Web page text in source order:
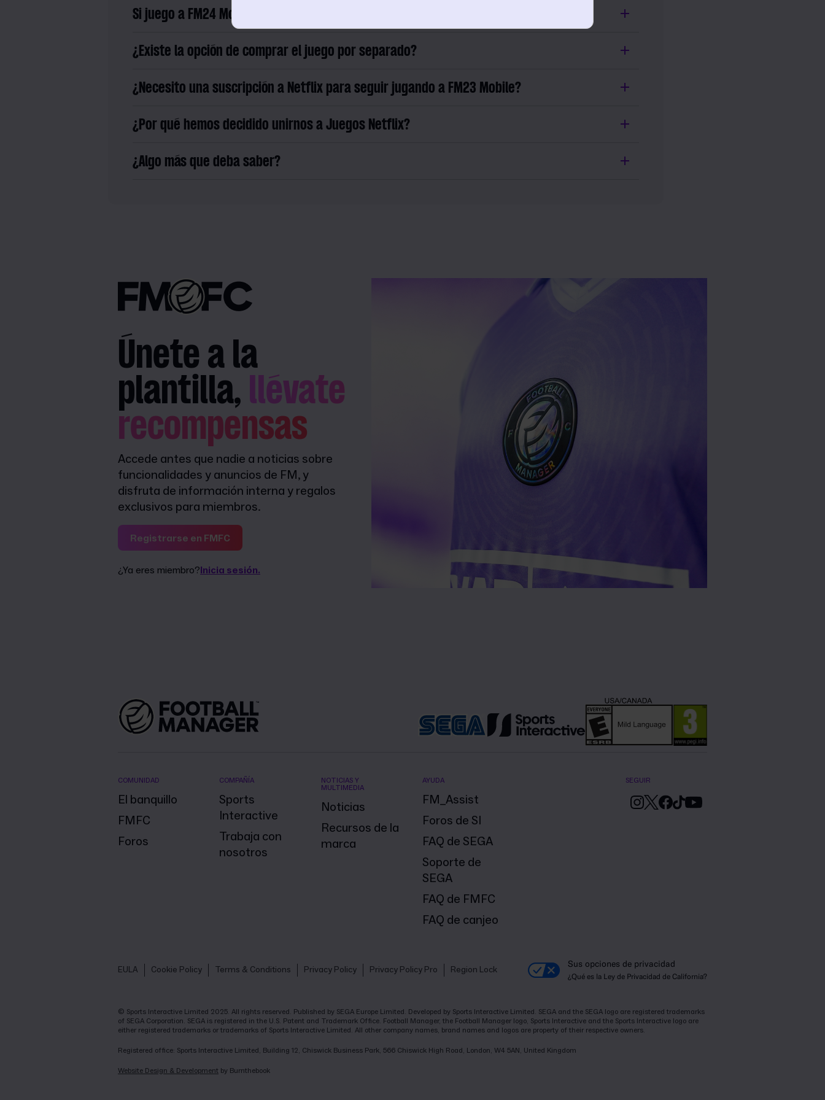
Si juego a FM24 Mobile, ¿aumentará mi cuota de suscripción a Netflix?
¿Existe la opción de comprar el juego por separado?
¿Necesito una suscripción a Netflix para seguir jugando a FM23 Mobile?
¿Por qué hemos decidido unirnos a Juegos Netflix?
¿Algo más que deba saber?
Únete a la
plantilla, llévate
recompensas
Accede antes que nadie a noticias sobre
funcionalidades y anuncios de FM, y
disfruta de información interna y regalos
exclusivos para miembros.
Registrarse en FMFC
¿Ya eres miembro?Inicia sesión.
COMUNIDAD
El banquillo
FMFC
Foros
COMPAÑÍA
Sports
Interactive
Trabaja con
nosotros
NOTICIAS Y
MULTIMEDIA
Noticias
Recursos de la
marca
AYUDA
FM_Assist
Foros de SI
FAQ de SEGA
Soporte de
SEGA
FAQ de FMFC
FAQ de canjeo
SEGUIR
EULA Cookie Policy Terms & Conditions Privacy Policy Privacy Policy Pro Region Lock
Sus opciones de privacidad
¿Qué es la Ley de Privacidad de California?
© Sports Interactive Limited 2025. All rights reserved. Published by SEGA Europe Limited. Developed by Sports Interactive Limited. SEGA and the SEGA logo are registered trademarks
of SEGA Corporation. SEGA is registered in the U.S. Patent and Trademark Office. Football Manager, the Football Manager logo, Sports Interactive and the Sports Interactive logo are
either registered trademarks or trademarks of Sports Interactive Limited. All other company names, brand names and logos are property of their respective owners.
Registered office: Sports Interactive Limited, Building 12, Chiswick Business Park, 566 Chiswick High Road, London, W4 5AN, United Kingdom
Website Design & Development by Burnthebook